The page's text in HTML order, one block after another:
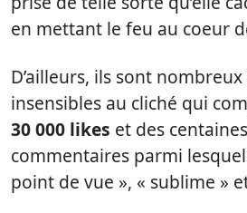
en mettant le feu au coeur
D’ailleurs, ils sont
insensibles au cliché qui
30 000 likes et des
commentaires parmi
point de vue », « sublime »